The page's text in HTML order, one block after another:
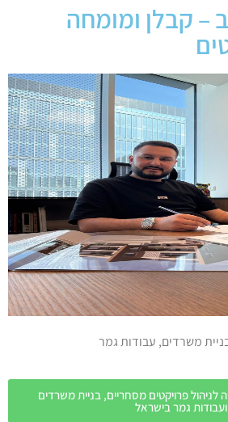
– קבלן ומומחה
משרדים, עבודות גמר
לניהול פרויקטים מסחריים, בניית משרדים
ועבודות גמר בישראל